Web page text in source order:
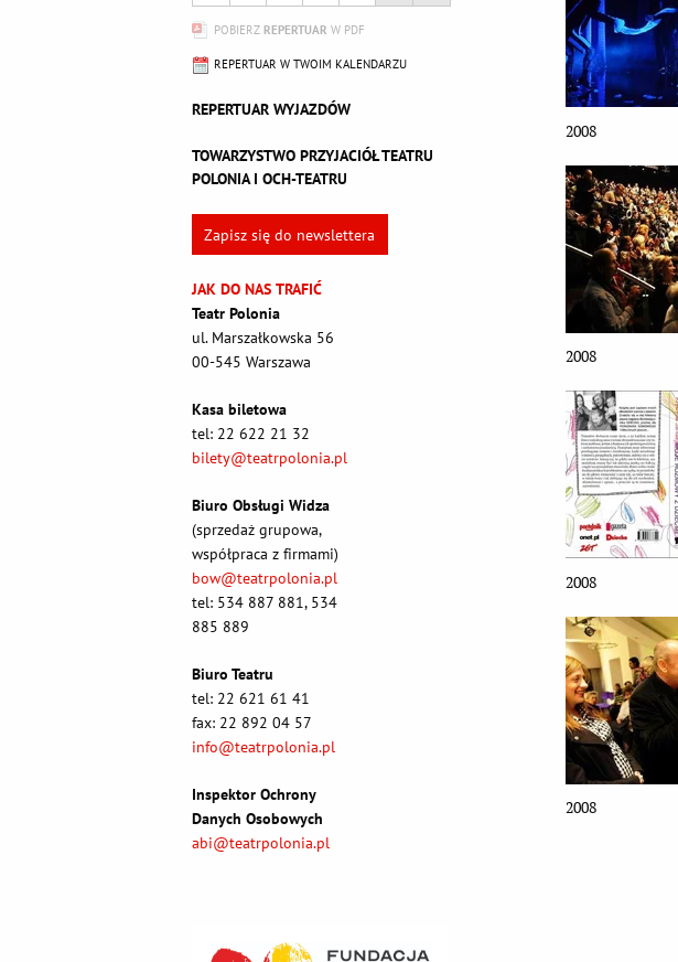
POBIERZ REPERTUAR W PDF
REPERTUAR W TWOIM KALENDARZU
REPERTUAR WYJAZDÓW
TOWARZYSTWO PRZYJACIÓŁ TEATRU
POLONIA I OCH-TEATRU
Zapisz się do newslettera
JAK DO NAS TRAFIĆ
Teatr Polonia
ul. Marszałkowska 56
00-545 Warszawa
Kasa biletowa
tel: 22 622 21 32
bilety@teatrpolonia.pl
Biuro Obsługi Widza
(sprzedaż grupowa,
współpraca z firmami)
bow@teatrpolonia.pl
tel: 534 887 881, 534
885 889
Biuro Teatru
tel: 22 621 61 41
fax: 22 892 04 57
info@teatrpolonia.pl
Inspektor Ochrony
Danych Osobowych
abi@teatrpolonia.pl
2008
2008
2008
2008